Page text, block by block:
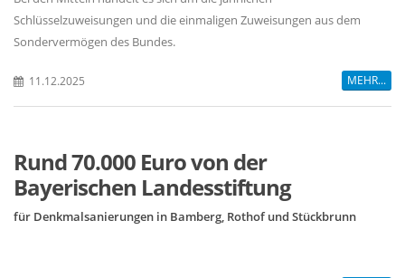
Schlüsselzuweisungen und die einmaligen Zuweisungen aus dem
Sondervermögen des Bundes.
11.12.2025 MEHR...
Rund 70.000 Euro von der
Bayerischen Landesstiftung
für Denkmalsanierungen in Bamberg, Rothof und Stückbrunn